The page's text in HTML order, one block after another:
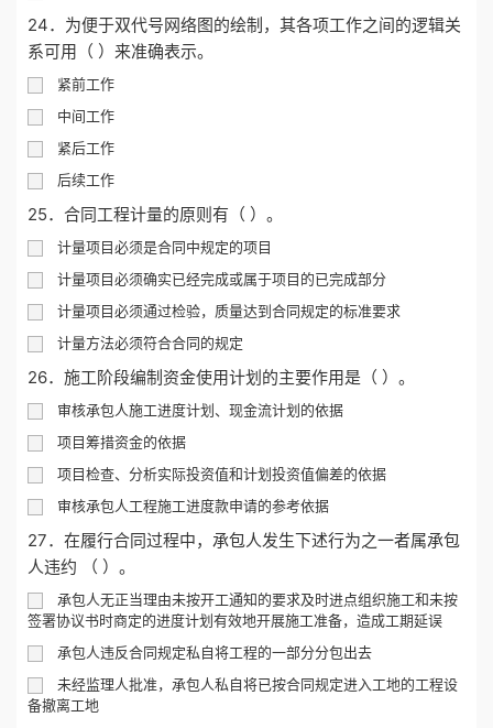
24．为便于双代号网络图的绘制，其各项工作之间的逻辑关
系可用（ ）来准确表示。
紧前工作
中间工作
紧后工作
后续工作
25．合同工程计量的原则有（ ）。
计量项目必须是合同中规定的项目
计量项目必须确实已经完成或属于项目的已完成部分
计量项目必须通过检验，质量达到合同规定的标准要求
计量方法必须符合合同的规定
26．施工阶段编制资金使用计划的主要作用是（ ）。
审核承包人施工进度计划、现金流计划的依据
项目筹措资金的依据
项目检查、分析实际投资值和计划投资值偏差的依据
审核承包人工程施工进度款申请的参考依据
27．在履行合同过程中，承包人发生下述行为之一者属承包
人违约 （ ）。
承包人无正当理由未按开工通知的要求及时进点组织施工和未按
签署协议书时商定的进度计划有效地开展施工准备，造成工期延误
承包人违反合同规定私自将工程的一部分分包出去
未经监理人批准，承包人私自将已按合同规定进入工地的工程设
备撤离工地